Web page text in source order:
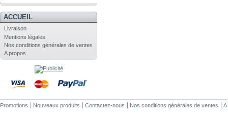
ACCUEIL
Livraison
Mentions légales
Nos conditions générales de ventes
A propos
Promotions Nouveaux produits Contactez-nous Nos conditions générales de ventes A